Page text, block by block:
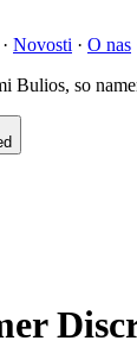
· Novosti · O nas
Bulios, so